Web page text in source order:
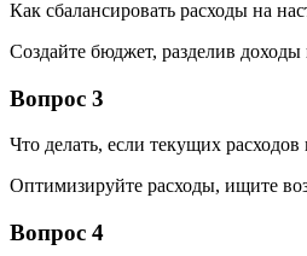
Как сбалансировать расходы на
Создайте бюджет, разделив
Вопрос 3
Что делать, если текущих
Оптимизируйте расходы, ищите
Вопрос 4